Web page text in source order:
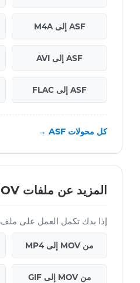
ASF إلى M4A
ASF إلى AVI
ASF إلى FLAC
كل محولات ASF →
المزيد عن ملفات MOV
إذا بدك تكمل العمل على ملف MOV النهائي، جرّب:
من MOV إلى MP4
من MOV إلى GIF